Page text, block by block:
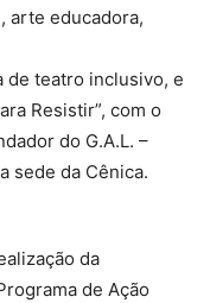
arte educadora,
de teatro inclusivo, e
Resistir”, com o
do G.A.L. –
sede da Cênica.
da
de Ação